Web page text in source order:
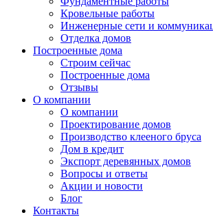
Кровельные работы
Инженерные сети и
Отделка домов
Построенные дома
Строим сейчас
Построенные дома
Отзывы
О компании
О компании
Проектирование домов
Производство клееного бруса
Дом в кредит
Экспорт деревянных домов
Вопросы и ответы
Акции и новости
Блог
Контакты